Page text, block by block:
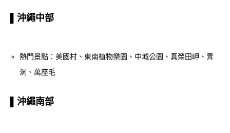
▌沖繩中部
熱門景點：美國村、東南植物樂園、中城公園、真榮田岬、青
洞、萬座毛
▌沖繩南部